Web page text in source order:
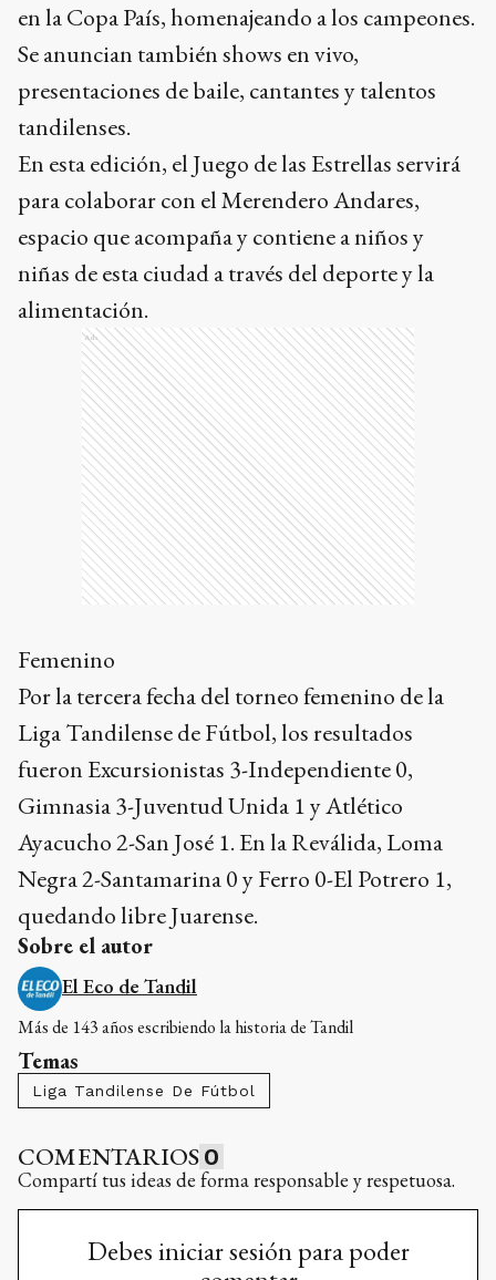
en la Copa País, homenajeando a los campeones.
Se anuncian también shows en vivo,
presentaciones de baile, cantantes y talentos
tandilenses.
En esta edición, el Juego de las Estrellas servirá
para colaborar con el Merendero Andares,
espacio que acompaña y contiene a niños y
niñas de esta ciudad a través del deporte y la
alimentación.
Ads
Femenino
Por la tercera fecha del torneo femenino de la
Liga Tandilense de Fútbol, los resultados
fueron Excursionistas 3-Independiente 0,
Gimnasia 3-Juventud Unida 1 y Atlético
Ayacucho 2-San José 1. En la Reválida, Loma
Negra 2-Santamarina 0 y Ferro 0-El Potrero 1,
quedando libre Juarense.
Sobre el autor
El Eco de Tandil
Más de 143 años escribiendo la historia de Tandil
Temas
Liga Tandilense De Fútbol
COMENTARIOS 0
Compartí tus ideas de forma responsable y respetuosa.
Debes iniciar sesión para poder